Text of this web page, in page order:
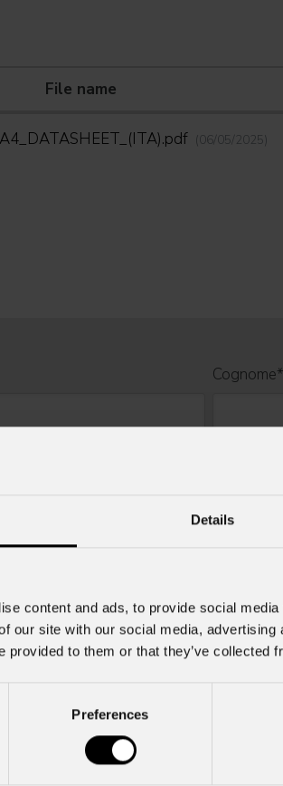
Details
content and ads, to provide social
our site with our social media,
provided to them or that they’ve collected
Preferences
File name
(06/05/2025)
Cognome*
commerciali e iniziative di